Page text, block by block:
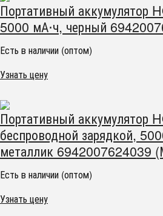
Портативный аккумулятор
5000 мА⋅ч, черный
Есть в наличии (оптом)
Узнать цену
Портативный аккумулятор
беспроводной зарядкой,
металлик 6942007624039
Есть в наличии (оптом)
Узнать цену